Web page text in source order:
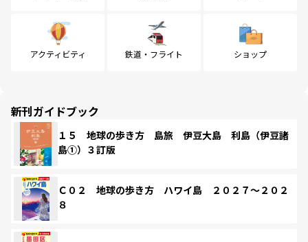
アクティビティ 鉄道・フライト ショップ
新刊ガイドブック
１５ 地球の歩き方 島旅 伊豆大島 利島（伊豆諸
島①）３訂版
Ｃ０２ 地球の歩き方 ハワイ島 ２０２７～２０２
８